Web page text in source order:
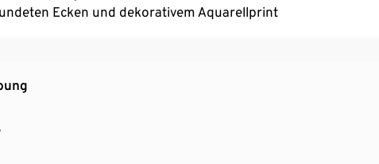
Ecken und dekorativem Aquarellprint